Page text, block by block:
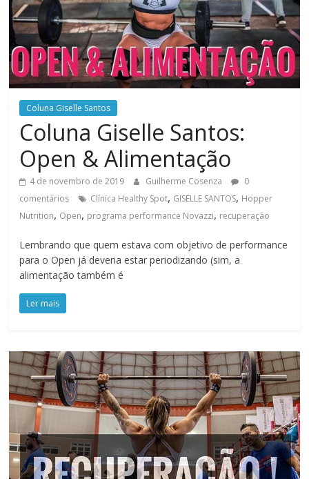
Coluna Giselle Santos
Coluna Giselle Santos:
Open & Alimentação
4 de novembro de 2019 Guilherme Cosenza
0
comentários
Clínica Healthy Spot, GISELLE SANTOS, Hopper
Nutrition, Open, programa performance Novazzi, recuperação
Lembrando que quem estava com objetivo de performance
para o Open já deveria estar periodizando (sim, a
alimentação também é
Ler mais